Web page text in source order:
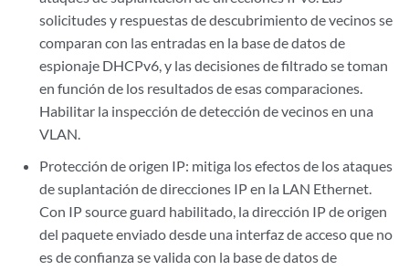
solicitudes y respuestas de descubrimiento de vecinos se
comparan con las entradas en la base de datos de
espionaje DHCPv6, y las decisiones de filtrado se toman
en función de los resultados de esas comparaciones.
Habilitar la inspección de detección de vecinos en una
VLAN.
Protección de origen IP: mitiga los efectos de los ataques
de suplantación de direcciones IP en la LAN Ethernet.
Con IP source guard habilitado, la dirección IP de origen
del paquete enviado desde una interfaz de acceso que no
es de confianza se valida con la base de datos de